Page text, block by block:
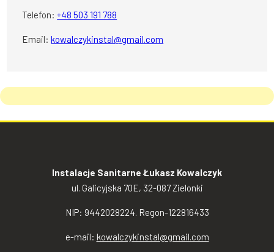
Telefon:+48 503 191 788
Email:kowalczykinstal@gmail.com
Instalacje Sanitarne Łukasz Kowalczyk
ul. Galicyjska 70E, 32-087 Zielonki
NIP: 9442028224. Regon-122816433
e-mail: kowalczykinstal@gmail.com